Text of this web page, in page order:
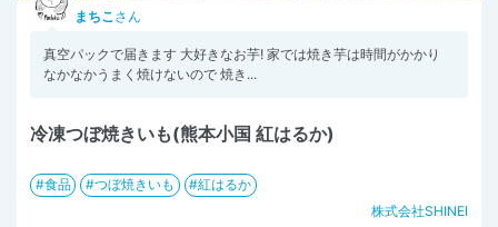
まちこ さん
真空パックで届きます 大好きなお芋! 家では焼き芋は時間がかかり
なかなかうまく焼けないので 焼き...
冷凍つぼ焼きいも(熊本小国 紅はるか)
食品 つぼ焼きいも
紅はるか
株式会社SHINEI